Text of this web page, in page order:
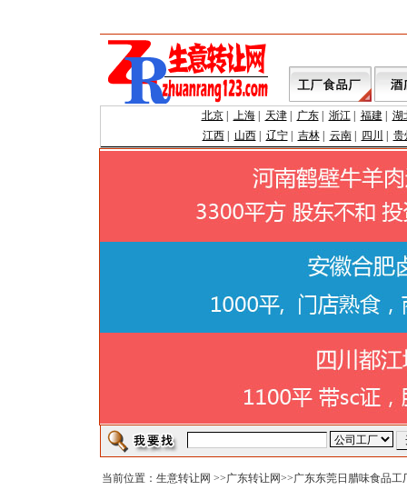
北京| 上海| 天津| 广东| 浙江| 福建| 湖
江西| 山西| 辽宁| 吉林| 云南| 四川 贵
当前位置： 生意转让网 >>广东转让网>>广东东莞日腊味食品工